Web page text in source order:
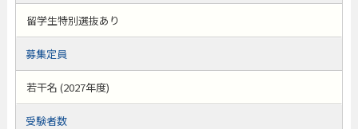
留学生特別選抜あり
募集定員
若干名 (2027年度)
受験者数